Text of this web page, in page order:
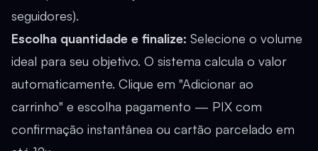
seguidores).
Escolha quantidade e finalize: Selecione o volume
ideal para seu objetivo. O sistema calcula o valor
automaticamente. Clique em "Adicionar ao
carrinho" e escolha pagamento — PIX com
confirmação instantânea ou cartão parcelado em